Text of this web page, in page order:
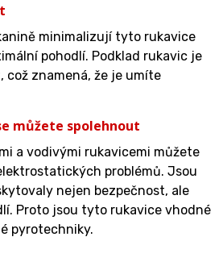
minimalizují tyto rukavice
pohodlí. Podklad rukavic je
což znamená, že je umíte
můžete spolehnout
a vodivými rukavicemi můžete
problémů. Jsou
nejen bezpečnost, ale
Proto jsou tyto rukavice vhodné
pyrotechniky.